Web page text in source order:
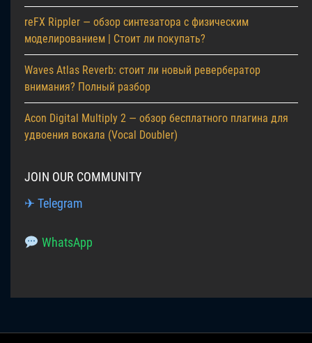
reFX Rippler — обзор синтезатора с физическим
моделированием | Стоит ли покупать?
Waves Atlas Reverb: стоит ли новый ревербератор
внимания? Полный разбор
Acon Digital Multiply 2 — обзор бесплатного плагина для
удвоения вокала (Vocal Doubler)
JOIN OUR COMMUNITY
✈ Telegram
WhatsApp